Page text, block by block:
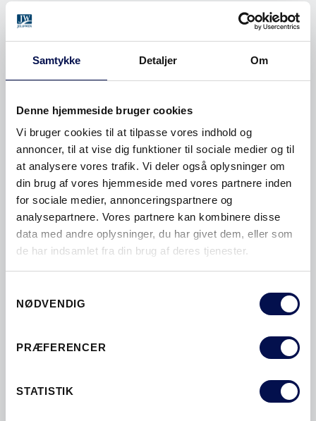
Samtykke Detaljer Om
Denne hjemmeside bruger cookies
Vi bruger cookies til at tilpasse vores indhold og
annoncer, til at vise dig funktioner til sociale medier og til
at analysere vores trafik. Vi deler også oplysninger om
din brug af vores hjemmeside med vores partnere inden
for sociale medier, annonceringspartnere og
analysepartnere. Vores partnere kan kombinere disse
data med andre oplysninger, du har givet dem, eller som
de har indsamlet fra din brug af deres tjenester.
NØDVENDIG
PRÆFERENCER
STATISTIK
+KARM